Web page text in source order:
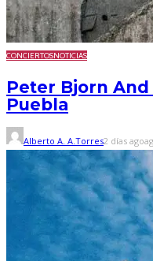
CONCIERTOSNOTICIAS
Peter Bjorn
Puebla
Alberto A. A.Torres2 días ago